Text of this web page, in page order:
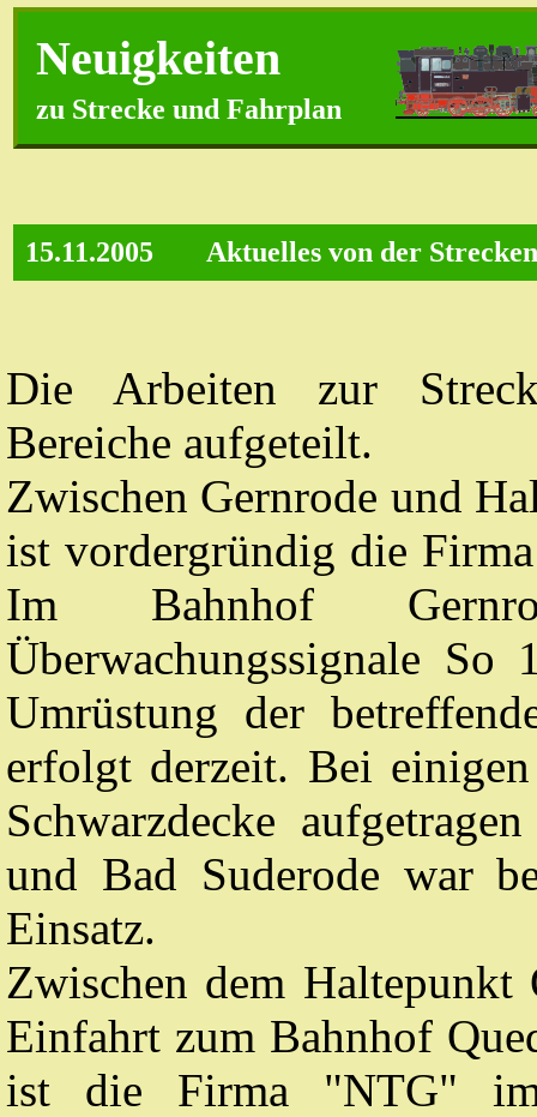
Neuigkeiten
zu Strecke und Fahrplan
15.11.2005 Aktuelles von der
Die Arbeiten zur
Bereiche aufgeteilt.
Zwischen Gernrode und
ist vordergründig die
Im Bahnhof
Überwachungssignale
Umrüstung der
erfolgt derzeit. Bei
Schwarzdecke
und Bad Suderode war
Einsatz.
Zwischen dem Haltepunkt
Einfahrt zum Bahnhof
ist die Firma "NTG"